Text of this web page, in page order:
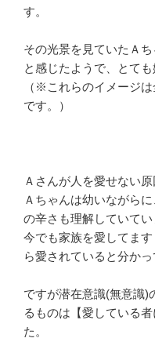
す。
その光景を見ていたＡ
と感じたようで、とて
（※これらのイメージ
です。）
Ａさんが人を愛せない原
Ａちゃんは幼いながら
の辛さも理解していてい
今でも家族を愛してま
ら愛されていると分かっ
ですが潜在意識(無意識)
るものは【愛している
た。